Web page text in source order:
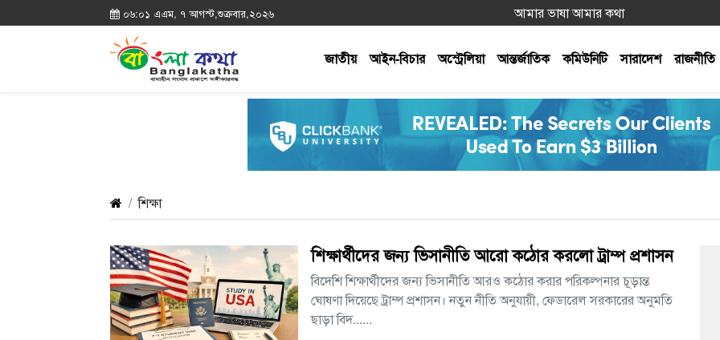
০৬:০১ এএম, ৭ আগস্ট,শুক্রবার,২০২৬ আমার ভাষা আমার কথা
জাতীয় আইন-বিচার অস্ট্রেলিয়া আন্তর্জাতিক কমিউনিটি সারাদেশ রাজনীতি
শিক্ষা
শিক্ষার্থীদের জন্য ভিসানীতি আরো কঠোর করলো ট্রাম্প প্রশাসন
বিদেশি শিক্ষার্থীদের জন্য ভিসানীতি আরও কঠোর করার পরিকল্পনার চূড়ান্ত
ঘোষণা দিয়েছে ট্রাম্প প্রশাসন। নতুন নীতি অনুযায়ী, ফেডারেল সরকারের অনুমতি
ছাড়া বিদ......